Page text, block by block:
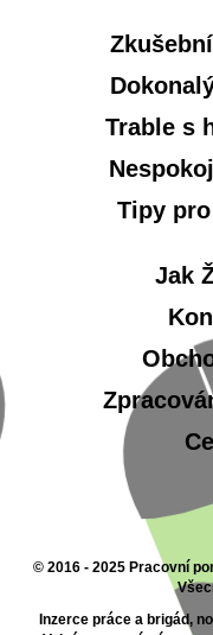
Trable s
Tipy
Jak
© 2016 - 2025 Pracovní
Inzerce práce a brigád,